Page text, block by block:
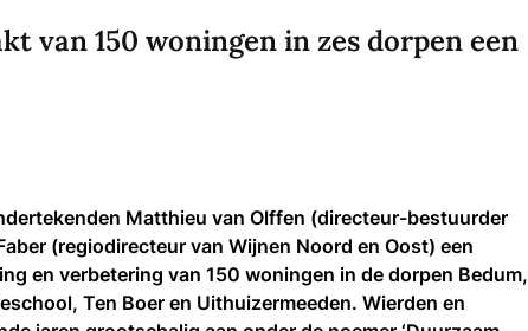
van 150 woningen in zes dorpen een
Matthieu van Olffen (directeur-bestuurder
(regiodirecteur van Wijnen Noord en Oost) een
en verbetering van 150 woningen in de dorpen Bedum,
Ten Boer en Uithuizermeeden. Wierden en